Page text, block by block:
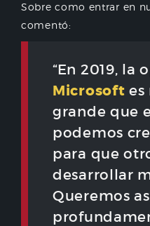
Sobre como entrar en
comentó:
“En 2019, la
Microsoft es
grande que
podemos
para que
desarrollar
Queremos